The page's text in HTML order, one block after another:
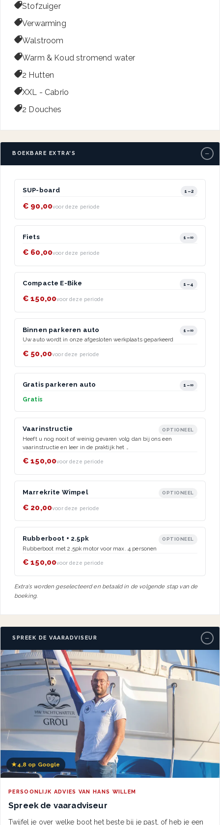
Stofzuiger
Verwarming
Walstroom
Warm & Koud stromend water
2 Hutten
XXL - Cabrio
2 Douches
BOEKBARE EXTRA'S −
SUP-board 1–2
€ 90,00voor deze periode
Fiets 1–∞
€ 60,00voor deze periode
Compacte E-Bike 1–4
€ 150,00voor deze periode
Binnen parkeren auto 1–∞
Uw auto wordt in onze afgesloten werkplaats geparkeerd
€ 50,00voor deze periode
Gratis parkeren auto 1–∞
Gratis
Vaarinstructie OPTIONEEL
Heeft u nog nooit of weinig gevaren volg dan bij ons een
vaarinstructie en leer in de praktijk het …
€ 150,00voor deze periode
Marrekrite Wimpel OPTIONEEL
€ 20,00voor deze periode
Rubberboot + 2.5pk OPTIONEEL
Rubberboot met 2,5pk motor voor max. 4 personen
€ 150,00voor deze periode
Extra's worden geselecteerd en betaald in de volgende stap van de
boeking.
SPREEK DE VAARADVISEUR −
★4,8 op Google
PERSOONLIJK ADVIES VAN HANS WILLEM
Spreek de vaaradviseur
Twijfel je over welke boot het beste bij je past, of heb je een